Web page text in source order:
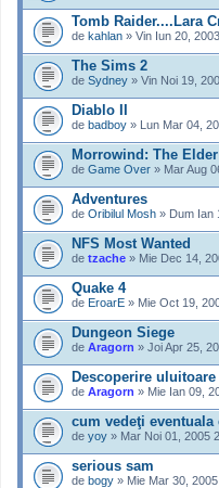
Tomb Raider....Lara
de kahlan » Vin Iun 20,
The Sims 2
de Sydney » Vin Noi 19,
Diablo II
de badboy » Lun Mar 04,
Morrowind: The Elder
de Game Over » Mar Aug
Adventures
de Oribilul Mosh » Dum Ian
NFS Most Wanted
de tzache » Mie Dec 14,
Quake 4
de EroarE » Mie Oct 19,
Dungeon Siege
de Aragorn » Joi Apr 25,
Descoperire
de Aragorn » Mie Ian 09,
cum vedeţi eventuala
de yoy » Mar Noi 01, 2005
serious sam
de bogy » Mie Mar 30,